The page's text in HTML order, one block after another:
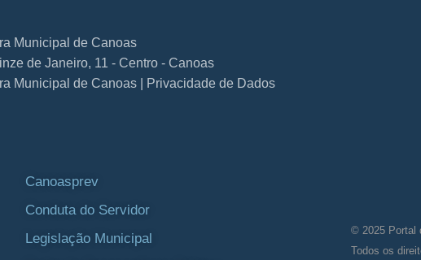
Municipal de Canoas
de Janeiro, 11 - Centro - Canoas
Municipal de Canoas | Privacidade de Dados
Canoasprev
Conduta do Servidor
Legislação Municipal
© 2025 Portal
Todos os